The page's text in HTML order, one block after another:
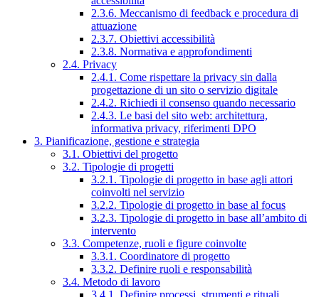
2.3.6. Meccanismo di feedback e procedura di
attuazione
2.3.7. Obiettivi accessibilità
2.3.8. Normativa e approfondimenti
2.4. Privacy
2.4.1. Come rispettare la privacy sin dalla
progettazione di un sito o servizio digitale
2.4.2. Richiedi il consenso quando necessario
2.4.3. Le basi del sito web: architettura,
informativa privacy, riferimenti DPO
3. Pianificazione, gestione e strategia
3.1. Obiettivi del progetto
3.2. Tipologie di progetti
3.2.1. Tipologie di progetto in base agli attori
coinvolti nel servizio
3.2.2. Tipologie di progetto in base al focus
3.2.3. Tipologie di progetto in base all’ambito di
intervento
3.3. Competenze, ruoli e figure coinvolte
3.3.1. Coordinatore di progetto
3.3.2. Definire ruoli e responsabilità
3.4. Metodo di lavoro
3.4.1. Definire processi, strumenti e rituali